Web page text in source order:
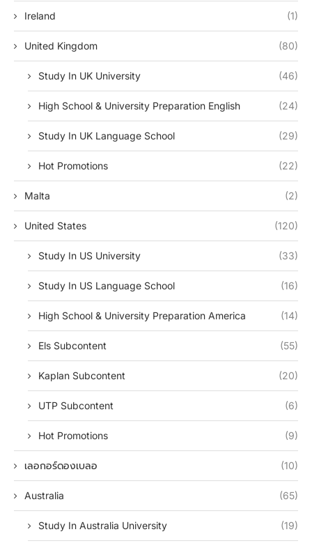
Ireland (1)
United Kingdom (80)
Study In UK University (46)
High School & University Preparation English (24)
Study In UK Language School (29)
Hot Promotions (22)
Malta (2)
United States (120)
Study In US University (33)
Study In US Language School (16)
High School & University Preparation America (14)
Els Subcontent (55)
Kaplan Subcontent (20)
UTP Subcontent (6)
Hot Promotions (9)
เลอกอร์ดองเบลอ (10)
Australia (65)
Study In Australia University (19)